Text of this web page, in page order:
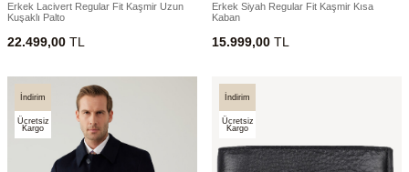
Erkek Lacivert Regular Fit Kaşmir Uzun
Kuşaklı Palto
22.499,00 TL
Erkek Siyah Regular Fit Kaşmir Kısa
Kaban
15.999,00 TL
İndirim
Ücretsiz
Kargo
İndirim
Ücretsiz
Kargo